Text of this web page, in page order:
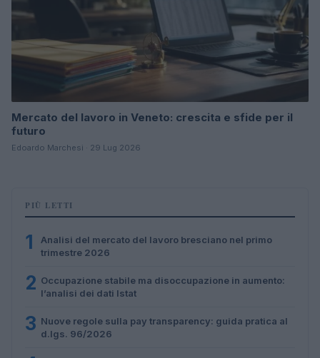
Mercato del lavoro in Veneto: crescita e sfide per il
futuro
Edoardo Marchesi · 29 Lug 2026
PIÙ LETTI
1
Analisi del mercato del lavoro bresciano nel primo
trimestre 2026
2 Occupazione stabile ma disoccupazione in aumento:
l’analisi dei dati Istat
3 Nuove regole sulla pay transparency: guida pratica al
d.lgs. 96/2026